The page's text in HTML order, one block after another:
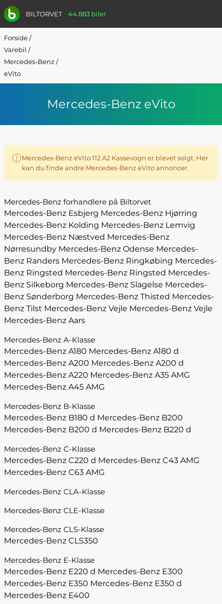
BILTORVET 44.883 biler
Forside/
Varebil /
Mercedes-Benz /
eVito
Mercedes-Benz eVito
Mercedes-Benz eVito 112 A2 Kassevogn er blevet solgt. Her
kan du finde andre Mercedes-Benz eVito annoncer.
Mercedes-Benz forhandlere på Biltorvet
Mercedes-Benz Esbjerg Mercedes-Benz Hjørring
Mercedes-Benz Kolding Mercedes-Benz Lemvig
Mercedes-Benz Næstved Mercedes-Benz
Nørresundby Mercedes-Benz Odense Mercedes-
Benz Randers Mercedes-Benz Ringkøbing Mercedes-
Benz Ringsted Mercedes-Benz Ringsted Mercedes-
Benz Silkeborg Mercedes-Benz Slagelse Mercedes-
Benz Sønderborg Mercedes-Benz Thisted Mercedes-
Benz Tilst Mercedes-Benz Vejle Mercedes-Benz Vejle
Mercedes-Benz Aars
Mercedes-Benz A-Klasse
Mercedes-Benz A180 Mercedes-Benz A180 d
Mercedes-Benz A200 Mercedes-Benz A200 d
Mercedes-Benz A220 Mercedes-Benz A35 AMG
Mercedes-Benz A45 AMG
Mercedes-Benz B-Klasse
Mercedes-Benz B180 d Mercedes-Benz B200
Mercedes-Benz B200 d Mercedes-Benz B220 d
Mercedes-Benz C-Klasse
Mercedes-Benz C220 d Mercedes-Benz C43 AMG
Mercedes-Benz C63 AMG
Mercedes-Benz CLA-Klasse
Mercedes-Benz CLE-Klasse
Mercedes-Benz CLS-Klasse
Mercedes-Benz CLS350
Mercedes-Benz E-Klasse
Mercedes-Benz E220 d Mercedes-Benz E300
Mercedes-Benz E350 Mercedes-Benz E350 d
Mercedes-Benz E400